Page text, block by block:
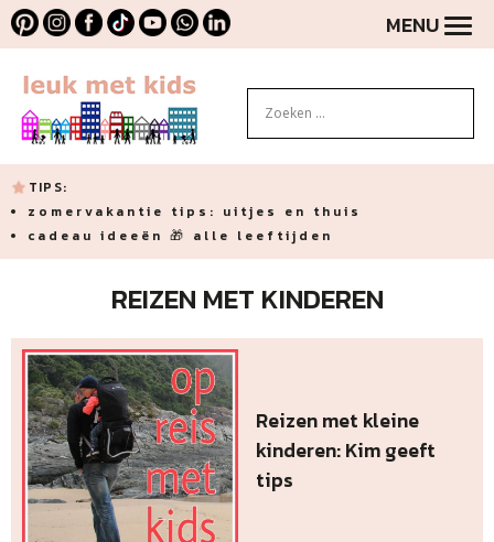
MENU
TIPS:
zomervakantie tips: uitjes en thuis
cadeau ideeën 🎁 alle leeftijden
REIZEN MET KINDEREN
Reizen met kleine
kinderen: Kim geeft
tips